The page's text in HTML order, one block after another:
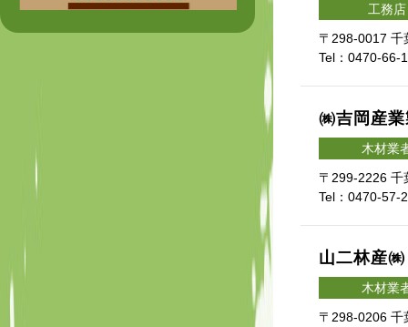
工務店
〒298-0017 千
Tel：0470-
㈱吉岡産
木材業
〒299-2226 千
Tel：0470-
山二林産㈱
木材業
〒298-0206 千